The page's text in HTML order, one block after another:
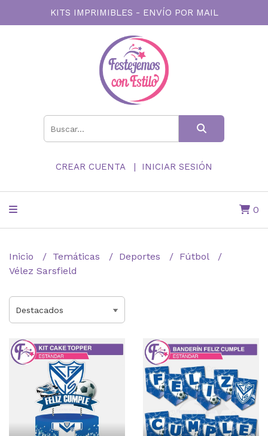
KITS IMPRIMIBLES - ENVÍO POR MAIL
CREAR CUENTA INICIAR SESIÓN
0
Inicio Temáticas Deportes
Fútbol
Vélez Sarsfield